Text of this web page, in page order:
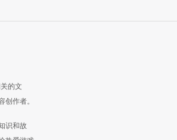
的文
作者。
识和故